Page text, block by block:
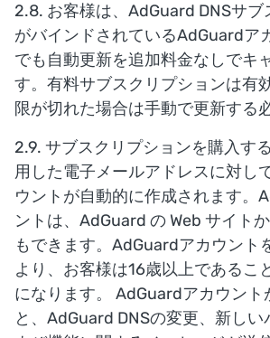
2.8. お客様は、AdGuard DNSサブ
がバインドされているAdGuardア
でも自動更新を追加料金なしでキ
す。有料サブスクリプションは有
限が切れた場合は手動で更新する
2.9. サブスクリプションを購入す
用した電子メールアドレスに対し
ウントが自動的に作成されます。
ントは、AdGuard の Web サイト
もできます。AdGuardアカウント
より、お客様は16歳以上であるこ
になります。 AdGuardアカウント
と、AdGuard DNSの変更、新し